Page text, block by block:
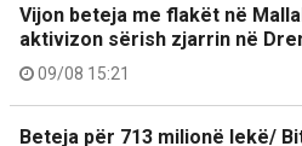
Vijon beteja me flakët në
aktivizon sërish zjarrin në
09/08 15:21
Beteja për 713 milionë lekë/